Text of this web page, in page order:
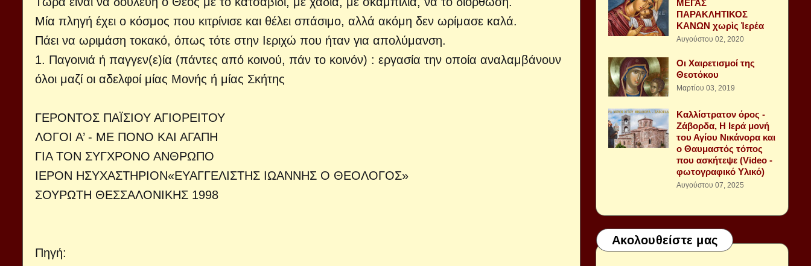
Μία πληγή έχει ο κόσμος που κιτρίνισε και θέλει σπάσιμο, αλλά ακόμη δεν ωρίμασε καλά.
Πάει να ωριμάση τοκακό, όπως τότε στην Ιεριχώ που ήταν για απολύμανση.
1. Παγοινιά ή παγγεν(ε)ία (πάντες από κοινού, πάν το κοινόν) : εργασία την οποία αναλαμβάνουν
όλοι μαζί οι αδελφοί μίας Μονής ή μίας Σκήτης
ΓΕΡΟΝΤΟΣ ΠΑΪΣΙΟΥ ΑΓΙΟΡΕΙΤΟΥ
ΛΟΓΟΙ Α’ - ΜΕ ΠΟΝΟ ΚΑΙ ΑΓΑΠΗ
ΓΙΑ ΤΟΝ ΣΥΓΧΡΟΝΟ ΑΝΘΡΩΠΟ
ΙΕΡΟΝ ΗΣΥΧΑΣΤΗΡΙΟΝ«ΕΥΑΓΓΕΛΙΣΤΗΣ ΙΩΑΝΝΗΣ Ο ΘΕΟΛΟΓΟΣ»
ΣΟΥΡΩΤΗ ΘΕΣΣΑΛΟΝΙΚΗΣ 1998
Πηγή:
ΜΕΓΑΣ
ΠΑΡΑΚΛΗΤΙΚΟΣ
ΚΑΝΩΝ χωρὶς Ἱερέα
Αυγούστου 02, 2020
Οι Χαιρετισμοί της
Θεοτόκου
Μαρτίου 03, 2019
Καλλίστρατον όρος -
Ζάβορδα, Η Ιερά μονή
του Αγίου Νικάνορα και
ο Θαυμαστός τόπος
που ασκήτεψε (Video -
φωτογραφικό Υλικό)
Αυγούστου 07, 2025
Ακολουθείστε μας